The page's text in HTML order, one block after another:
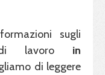
sugli
lavoro in
di leggere